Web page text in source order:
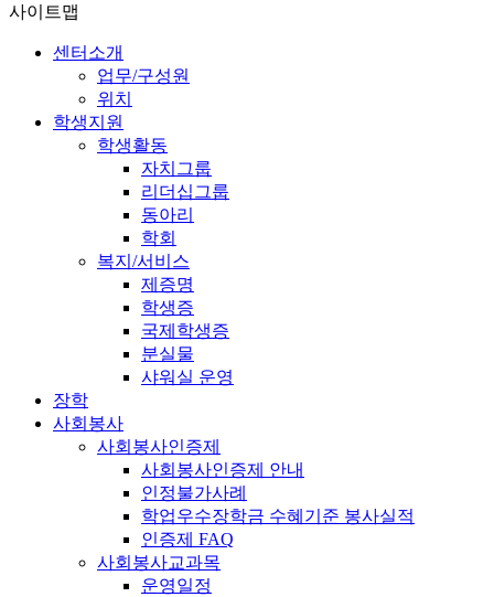
사이트맵
센터소개
업무/구성원
위치
학생지원
학생활동
자치그룹
리더십그룹
동아리
학회
복지/서비스
제증명
학생증
국제학생증
분실물
샤워실 운영
장학
사회봉사
사회봉사인증제
사회봉사인증제 안내
인정불가사례
학업우수장학금 수혜기준 봉사실적
인증제 FAQ
사회봉사교과목
운영일정